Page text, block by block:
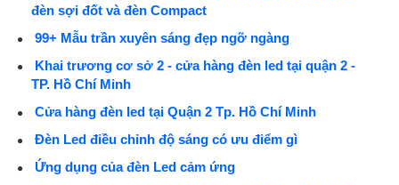
đèn sợi đốt và đèn Compact
99+ Mẫu trần xuyên sáng đẹp ngỡ ngàng
Khai trương cơ sở 2 - cửa hàng đèn led tại quận 2 -
TP. Hồ Chí Minh
Cửa hàng đèn led tại Quận 2 Tp. Hồ Chí Minh
Đèn Led điều chỉnh độ sáng có ưu điểm gì
Ứng dụng của đèn Led cảm ứng